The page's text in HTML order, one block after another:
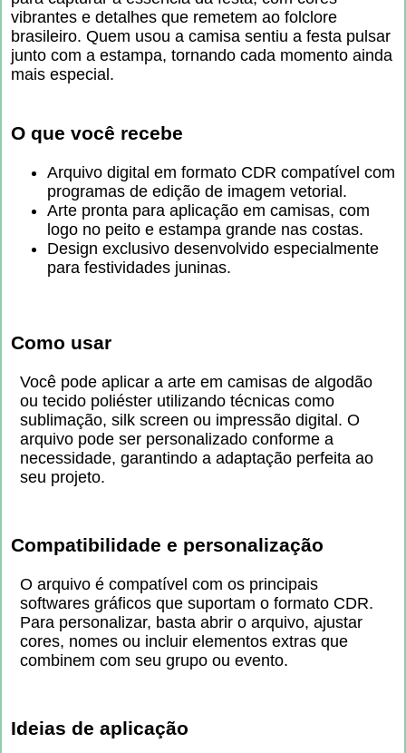
vibrantes e detalhes que remetem ao folclore
brasileiro. Quem usou a camisa sentiu a festa pulsar
junto com a estampa, tornando cada momento ainda
mais especial.
O que você recebe
Arquivo digital em formato CDR compatível com
programas de edição de imagem vetorial.
Arte pronta para aplicação em camisas, com
logo no peito e estampa grande nas costas.
Design exclusivo desenvolvido especialmente
para festividades juninas.
Como usar
Você pode aplicar a arte em camisas de algodão
ou tecido poliéster utilizando técnicas como
sublimação, silk screen ou impressão digital. O
arquivo pode ser personalizado conforme a
necessidade, garantindo a adaptação perfeita ao
seu projeto.
Compatibilidade e personalização
O arquivo é compatível com os principais
softwares gráficos que suportam o formato CDR.
Para personalizar, basta abrir o arquivo, ajustar
cores, nomes ou incluir elementos extras que
combinem com seu grupo ou evento.
Ideias de aplicação